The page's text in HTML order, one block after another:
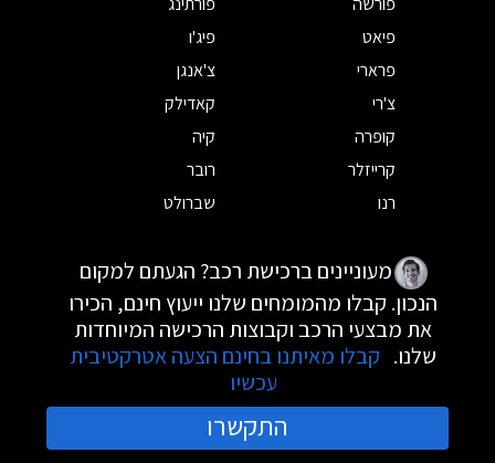
פיאט
פיג'ו
פרארי
צ'אנגן
צ'רי
קאדילק
קופרה
קיה
קרייזלר
רובר
רנו
שברולט
מעוניינים ברכישת רכב? הגעתם למקום
הנכון. קבלו מהמומחים שלנו ייעוץ חינם, הכירו
את מבצעי הרכב וקבוצות הרכישה המיוחדות
שלנו. קבלו מאיתנו בחינם הצעה אטרקטיבית
עכשיו
התקשרו